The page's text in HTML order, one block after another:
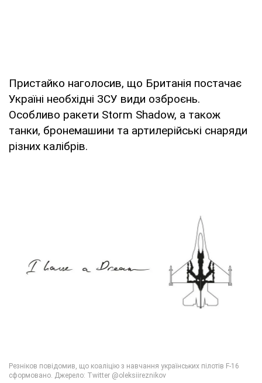
Пристайко наголосив, що Британія постачає
Україні необхідні ЗСУ види озброєнь.
Особливо ракети Storm Shadow, а також
танки, бронемашини та артилерійські снаряди
різних калібрів.